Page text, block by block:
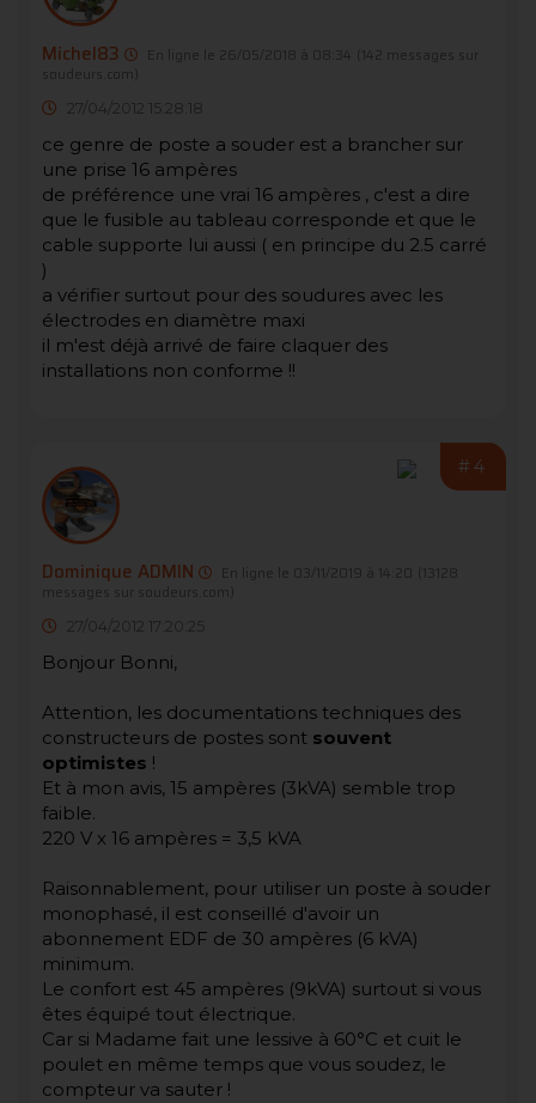
Michel83 En ligne le 26/05/2018 à 08:34
(142 messages sur
soudeurs.com)
27/04/2012 15:28:18
ce genre de poste a souder est a brancher sur
une prise 16 ampères
de préférence une vrai 16 ampères , c'est a dire
que le fusible au tableau corresponde et que le
cable supporte lui aussi ( en principe du 2.5 carré
)
a vérifier surtout pour des soudures avec les
électrodes en diamètre maxi
il m'est déjà arrivé de faire claquer des
installations non conforme !!
#4
Dominique ADMIN En ligne le 03/11/2019 à 14:20
(13128
messages sur soudeurs.com)
27/04/2012 17:20:25
Bonjour Bonni,
Attention, les documentations techniques des
constructeurs de postes sont souvent
optimistes !
Et à mon avis, 15 ampères (3kVA) semble trop
faible.
220 V x 16 ampères = 3,5 kVA
Raisonnablement, pour utiliser un poste à souder
monophasé, il est conseillé d'avoir un
abonnement EDF de 30 ampères (6 kVA)
minimum.
Le confort est 45 ampères (9kVA) surtout si vous
êtes équipé tout électrique.
Car si Madame fait une lessive à 60°C et cuit le
poulet en même temps que vous soudez, le
compteur va sauter !